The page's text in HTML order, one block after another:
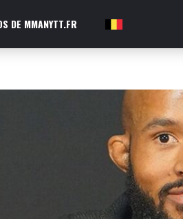
DE MMANYTT.FR FR